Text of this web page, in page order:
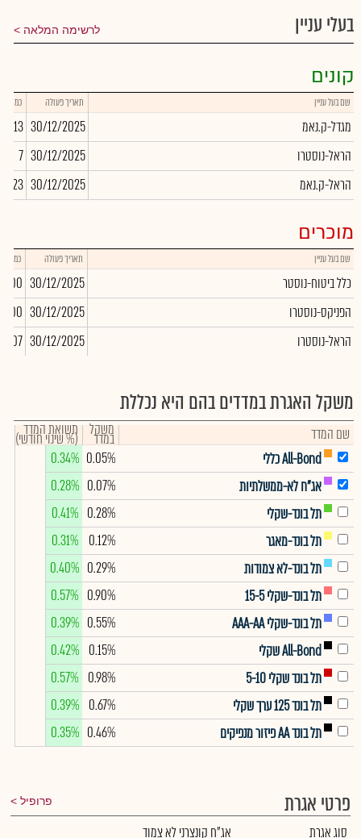
בעלי עניין לרשימה המלאה
קונים
שם בעל עניין תאריך פעולה כמות
מגדל-ק.נאמ 30/12/2025
הראל-נוסטרו
30/12/2025
7
הראל-ק.נאמ
30/12/2025
מוכרים
שם בעל עניין תאריך פעולה כמות
כלל ביטוח-נוסטר 30/12/2025
הפניקס-נוסטרו
30/12/2025
הראל-נוסטרו
30/12/2025
משקל האגרת במדדים בהם היא נכללת
שם המדד משקל
במדד תשואת המדד
(% שינוי חודשי)
All-Bond כללי
0.05%
0.34%
אג"ח לא-ממשלתיות
0.07%
0.28%
תל בונד-שקלי
0.28%
0.41%
תל בונד-מאגר
0.12%
0.31%
תל בונד-לא צמודות
0.29%
0.40%
תל בונד-שקלי 15-5
0.90%
0.57%
תל בונד-שקלי AAA-AA
0.55%
0.39%
All-Bond שקלי
0.15%
0.42%
תל בונד שקלי 5-10
0.98%
0.57%
תל בונד 125 ערך שקלי
0.67%
0.39%
תל בונד AA פיזור מנפיקים
0.46%
0.35%
פרטי אגרת פרופיל
סוג אגרת
אג"ח קונצרני לא צמוד